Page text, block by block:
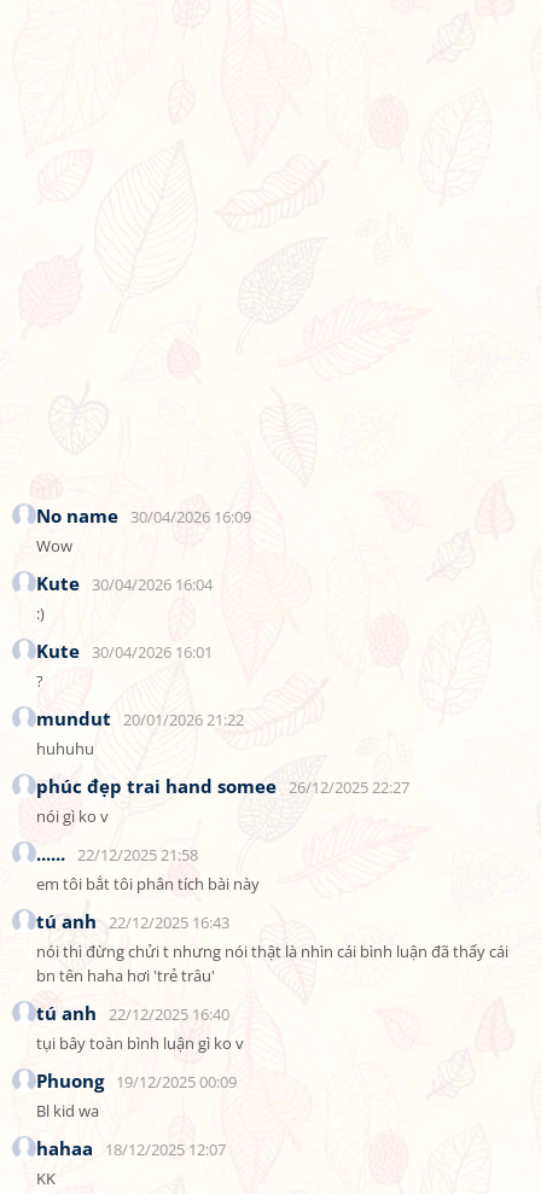
No name 30/04/2026 16:09
Wow
Kute 30/04/2026 16:04
:)
Kute 30/04/2026 16:01
?
mundut
20/01/2026 21:22
huhuhu
phúc đẹp trai hand somee 26/12/2025 22:27
nói gì ko v
...... 22/12/2025 21:58
em tôi bắt tôi phân tích bài này
tú anh
22/12/2025 16:43
nói thì đừng chửi t nhưng nói thật là nhìn cái bình luận đã thấy cái
bn tên haha hơi 'trẻ trâu'
tú anh
22/12/2025 16:40
tụi bây toàn bình luận gì ko v
Phuong
19/12/2025 00:09
Bl kid wa
hahaa
18/12/2025 12:07
KK